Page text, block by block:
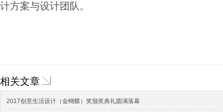
计方案与设计团队。
相关文章
2017创意生活设计（金蝴蝶）奖颁奖典礼圆满落幕